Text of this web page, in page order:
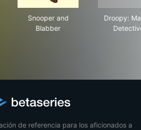
Snooper and
Blabber
Droopy:
de referencia para los aficionados a